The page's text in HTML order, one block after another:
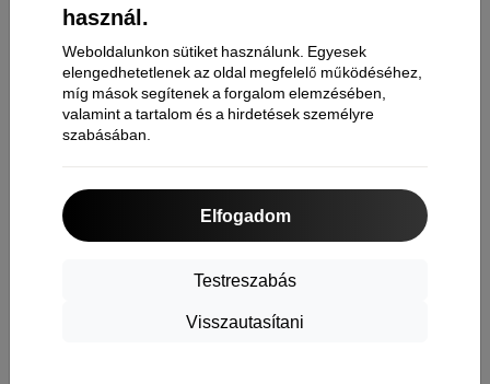
használ.
Weboldalunkon sütiket használunk. Egyesek
elengedhetetlenek az oldal megfelelő működéséhez,
míg mások segítenek a forgalom elemzésében,
valamint a tartalom és a hirdetések személyre
szabásában.
Elfogadom
Testreszabás
Visszautasítani
Szállítás & Fizetés
Cashback
Áru visszaküldése
Reklamáció